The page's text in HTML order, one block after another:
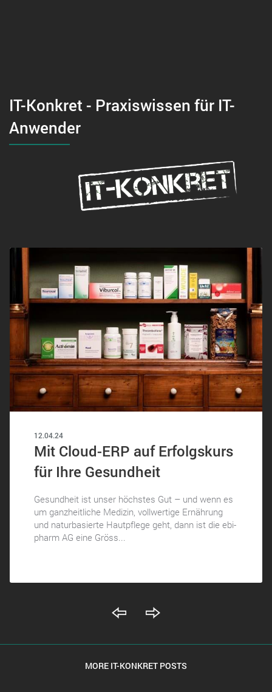
IT-Konkret - Praxiswissen für IT-
Anwender
12.04.24
Mit Cloud-ERP auf Erfolgskurs
für Ihre Gesundheit
Gesundheit ist unser höchstes Gut – und wenn es
um ganzheitliche Medizin, vollwertige Ernährung
und naturbasierte Hautpflege geht, dann ist die ebi-
pharm AG eine Gröss...
MORE IT-KONKRET POSTS